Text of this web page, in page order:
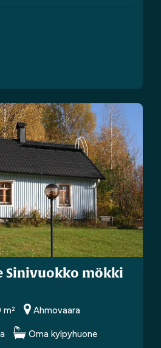
Sinivuokko mökki
m²
m² Ahmovaara
Ahmovaara
Oma kylpyhuone
Oma kylpyhuone